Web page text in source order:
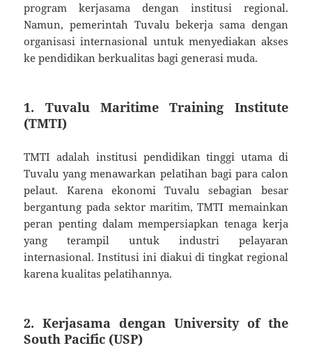
program kerjasama dengan institusi regional.
Namun, pemerintah Tuvalu bekerja sama dengan
organisasi internasional untuk menyediakan akses
ke pendidikan berkualitas bagi generasi muda.
1. Tuvalu Maritime Training Institute
(TMTI)
TMTI adalah institusi pendidikan tinggi utama di
Tuvalu yang menawarkan pelatihan bagi para calon
pelaut. Karena ekonomi Tuvalu sebagian besar
bergantung pada sektor maritim, TMTI memainkan
peran penting dalam mempersiapkan tenaga kerja
yang terampil untuk industri pelayaran
internasional. Institusi ini diakui di tingkat regional
karena kualitas pelatihannya.
2. Kerjasama dengan University of the
South Pacific (USP)